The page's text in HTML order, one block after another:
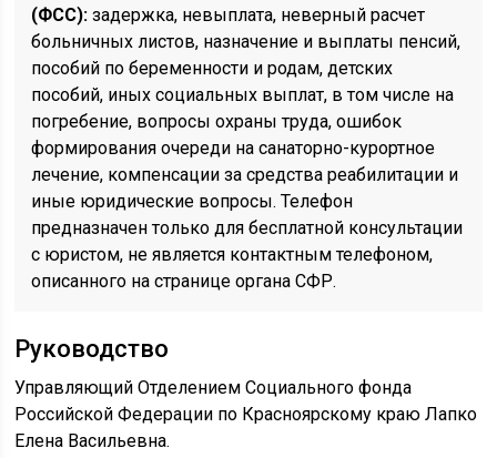
(ФСС): задержка, невыплата, неверный расчет
больничных листов, назначение и выплаты пенсий,
пособий по беременности и родам, детских
пособий, иных социальных выплат, в том числе на
погребение, вопросы охраны труда, ошибок
формирования очереди на санаторно-курортное
лечение, компенсации за средства реабилитации и
иные юридические вопросы. Телефон
предназначен только для бесплатной консультации
с юристом, не является контактным телефоном,
описанного на странице органа СФР.
Руководство
Управляющий Отделением Социального фонда
Российской Федерации по Красноярскому краю Лапко
Елена Васильевна.